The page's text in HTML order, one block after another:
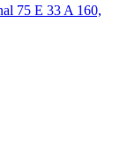
75 E 33 A 160,